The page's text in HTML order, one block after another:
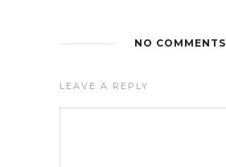
NO COMMENTS
LEAVE A REPLY